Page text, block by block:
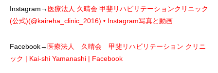
Instagram→ 医療法人 久晴会 甲斐リハビリテーションクリニック
(公式)(@kaireha_clinic_2016) • Instagram写真と動画
Facebook→ 医療法人 久晴会 甲斐リハビリテーション クリニ
ック | Kai-shi Yamanashi | Facebook